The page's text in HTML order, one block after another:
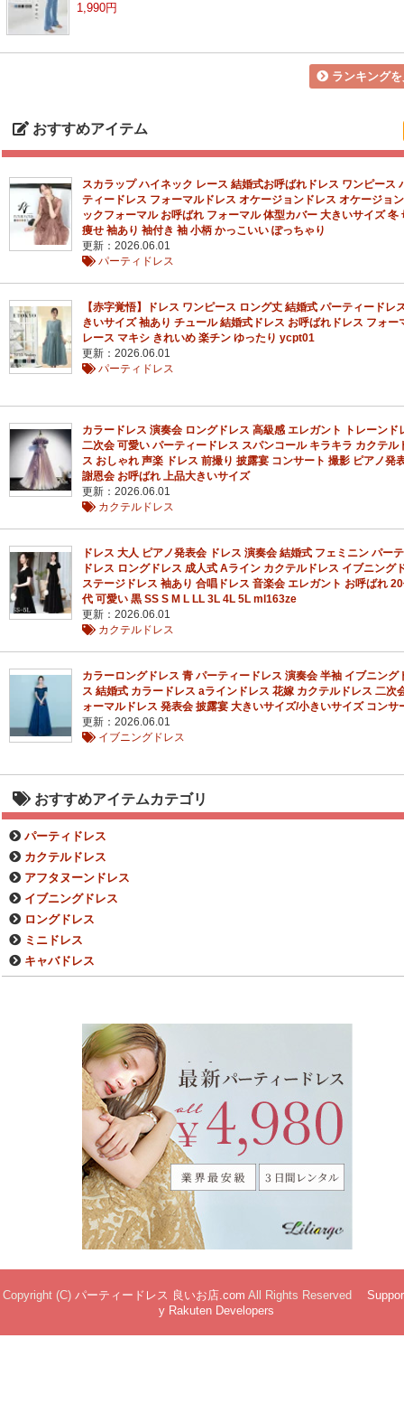
1,990円
ランキング
おすすめアイテム
スカラップ ハイネック レース 結婚式お呼ばれドレス ワンピース
ティードレス フォーマルドレス オケージョンドレス オケージョ
ックフォーマル お呼ばれ フォーマル 体型カバー 大きいサイズ 冬
痩せ 袖あり 袖付き 袖 小柄 かっこいい ぽっちゃり
更新：2026.06.01
パーティドレス
【赤字覚悟】ドレス ワンピース ロング丈 結婚式 パーティードレ
きいサイズ 袖あり チュール 結婚式ドレス お呼ばれドレス フォー
レース マキシ きれいめ 楽チン ゆったり ycpt01
更新：2026.06.01
パーティドレス
カラードレス 演奏会 ロングドレス 高級感 エレガント トレーンド
二次会 可愛い パーティードレス スパンコール キラキラ カクテル
ス おしゃれ 声楽 ドレス 前撮り 披露宴 コンサート 撮影 ピアノ発
謝恩会 お呼ばれ 上品大きいサイズ
更新：2026.06.01
カクテルドレス
ドレス 大人 ピアノ発表会 ドレス 演奏会 結婚式 フェミニン パー
ドレス ロングドレス 成人式 Aライン カクテルドレス イブニング
ステージドレス 袖あり 合唱ドレス 音楽会 エレガント お呼ばれ
代 可愛い 黒 SS S M L LL 3L 4L 5L ml163ze
更新：2026.06.01
カクテルドレス
カラーロングドレス 青 パーティードレス 演奏会 半袖 イブニング
ス 結婚式 カラードレス aラインドレス 花嫁 カクテルドレス 二次
ォーマルドレス 発表会 披露宴 大きいサイズ/小きいサイズ コンサ
更新：2026.06.01
イブニングドレス
おすすめアイテムカテゴリ
パーティドレス
カクテルドレス
アフタヌーンドレス
イブニングドレス
ロングドレス
ミニドレス
キャバドレス
Copyright (C) パーティードレス 良いお店.com All Rights Reserved
y Rakuten Developers